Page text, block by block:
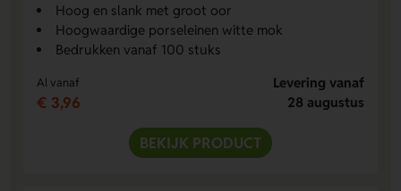
Hoog en slank met groot oor
Hoogwaardige porseleinen witte mok
Bedrukken vanaf 100 stuks
Al vanaf
€ 3,96
Levering vanaf
28 augustus
BEKIJK PRODUCT